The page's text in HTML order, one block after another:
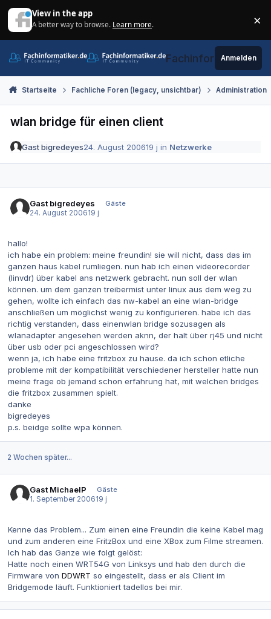
View in the app
A better way to browse. Learn more. ×
Fachinformatiker.de
Anmelden
Startseite Fachliche Foren (legacy, unsichtbar) Administration
wlan bridge für einen client
Gast bigredeyes24. August 200619 j in Netzwerke
Gast bigredeyes
Gäste
24. August 200619 j
hallo!
ich habe ein problem: meine freundin! sie will nicht, dass das im
ganzen haus kabel rumliegen. nun hab ich einen videorecorder
(linvdr) über kabel ans netzwerk gebracht. nun soll der wlan
können. um dem ganzen treibermist unter linux aus dem weg zu
gehen, wollte ich einfach das nw-kabel an eine wlan-bridge
anschließen um möglichst wenig zu konfigurieren. habe ich das
richtig verstanden, dass einenwlan bridge sozusagen als
wlanadapter angesehen werden aknn, der halt über rj45 und nicht
über usb oder pci angeschlossen wird?
wenn ja, ich habe eine fritzbox zu hause. da ich schon etliche
probleme mit der kompatibilität verschiedener hersteller hatte nun
meine frage ob jemand schon erfahrung hat, mit welchen bridges
die fritzbox zusammen spielt.
danke
bigredeyes
p.s. beidge sollte wpa können.
2 Wochen später...
Gast MichaelP
Gäste
1. September 200619 j
Kenne das Problem... Zum einen eine Freundin die keine Kabel mag
und zum anderen eine FritzBox und eine XBox zum Filme streamen.
Ich hab das Ganze wie folgt gelöst:
Hatte noch einen WRT54G von Linksys und hab den durch die
Firmware von DDWRT so eingestellt, dass er als Client im
Bridgemode läuft. Funktioniert tadellos bei mir.